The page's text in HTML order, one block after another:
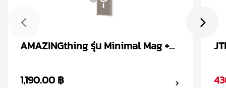
AMAZINGthing รุ่น Minimal Mag +
Galaxy S24
1,190.00 ฿